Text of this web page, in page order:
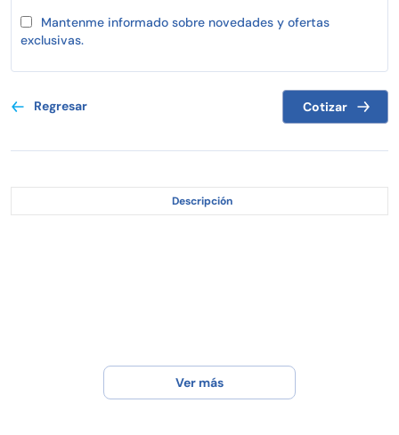
Mantenme informado sobre novedades y ofertas
exclusivas.
Regresar Cotizar
Descripción
Ver más